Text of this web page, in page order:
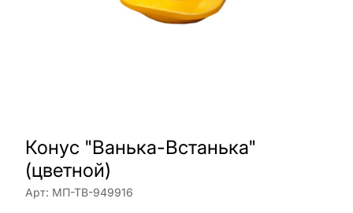
Конус "Ванька-Встанька"
(цветной)
Арт: МП-ТВ-949916